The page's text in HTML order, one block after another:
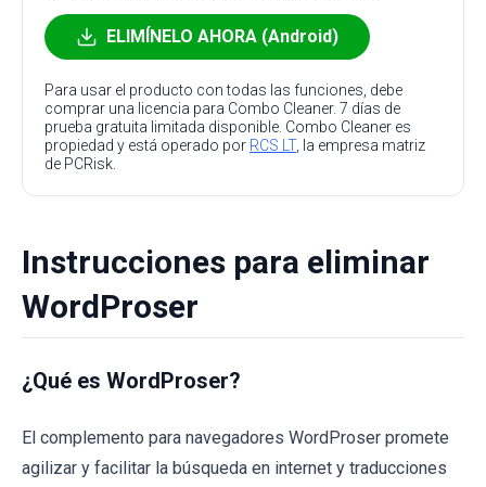
ELIMÍNELO AHORA (Android)
Para usar el producto con todas las funciones, debe
comprar una licencia para Combo Cleaner. 7 días de
prueba gratuita limitada disponible. Combo Cleaner es
propiedad y está operado por RCS LT, la empresa matriz
de PCRisk.
Instrucciones para eliminar
WordProser
¿Qué es WordProser?
El complemento para navegadores WordProser promete
agilizar y facilitar la búsqueda en internet y traducciones